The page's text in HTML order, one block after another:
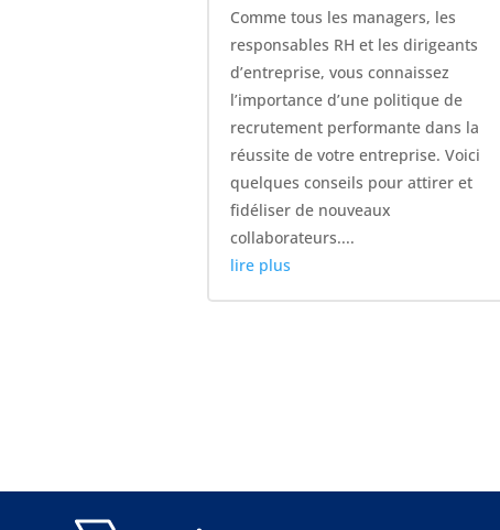
Comme tous les managers, les
responsables RH et les dirigeants
d’entreprise, vous connaissez
l’importance d’une politique de
recrutement performante dans la
réussite de votre entreprise. Voici
quelques conseils pour attirer et
fidéliser de nouveaux
collaborateurs....
lire plus